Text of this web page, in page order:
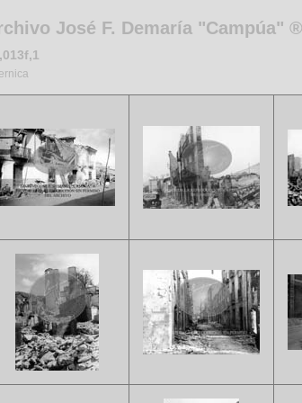
José F. Demaría "Campúa" ®